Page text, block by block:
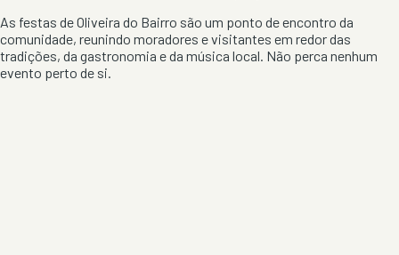
As festas deOliveira do Bairro são um ponto de encontro da
comunidade, reunindo moradores e visitantes em redor das
tradições, da gastronomia e da música local. Não perca nenhum
evento perto de si.